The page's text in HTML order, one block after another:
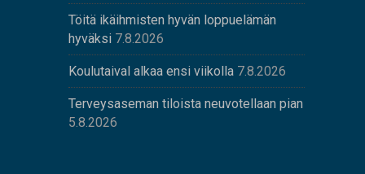
Töitä ikäihmisten hyvän loppuelämän
hyväksi 7.8.2026
Koulutaival alkaa ensi viikolla 7.8.2026
Terveysaseman tiloista neuvotellaan pian
5.8.2026